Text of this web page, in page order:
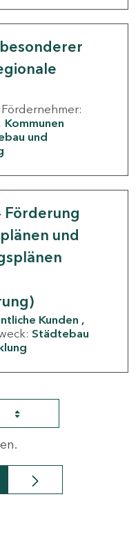
Fördernehmer:
Kommunen
und
Förderung
und
Kunden
Städtebau